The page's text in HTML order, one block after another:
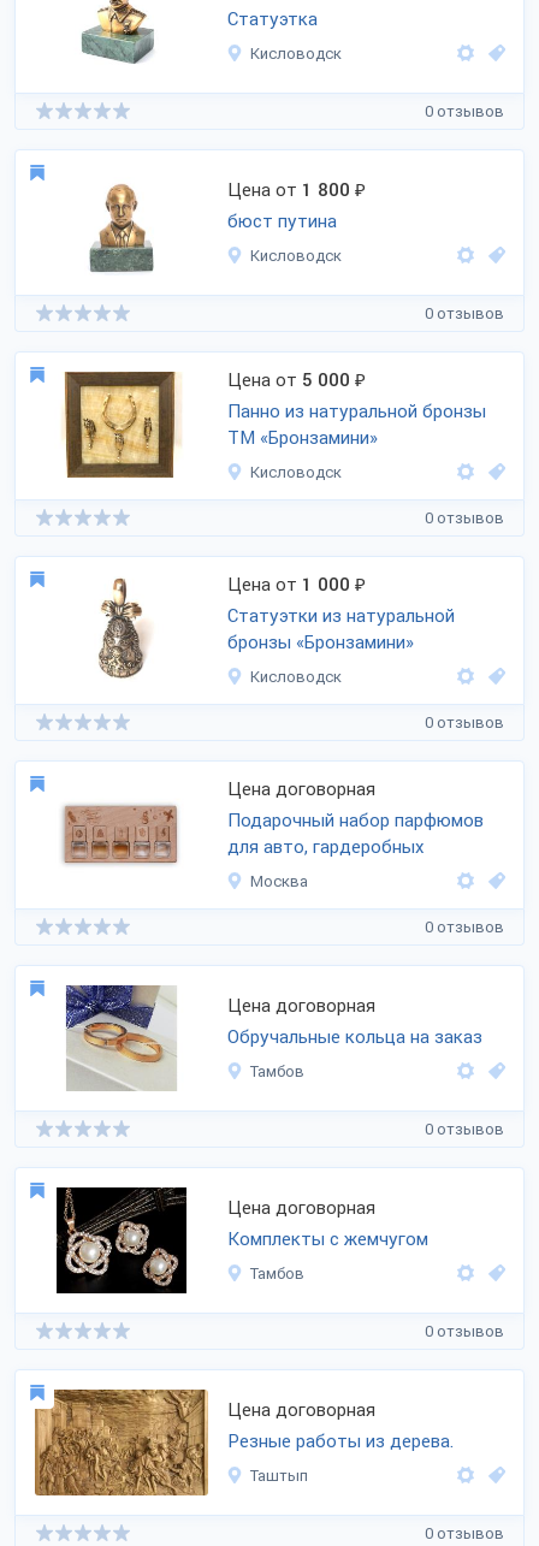
Статуэтка
Кисловодск
0 отзывов
Цена от 1 800 ₽
бюст путина
Кисловодск
0 отзывов
Цена от 5 000 ₽
Панно из натуральной бронзы
ТМ «Бронзамини»
Кисловодск
0 отзывов
Цена от 1 000 ₽
Статуэтки из натуральной
бронзы «Бронзамини»
Кисловодск
0 отзывов
Цена договорная
Подарочный набор парфюмов
для авто, гардеробных
Москва
0 отзывов
Цена договорная
Обручальные кольца на заказ
Тамбов
0 отзывов
Цена договорная
Комплекты с жемчугом
Тамбов
0 отзывов
Цена договорная
Резные работы из дерева.
Таштып
0 отзывов